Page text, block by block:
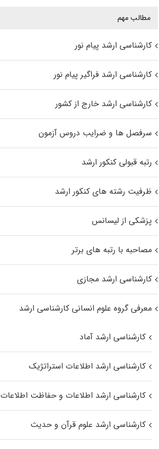
مطالب مهم
کارشناسی ارشد پیام نور
کارشناسی ارشد فراگیر پیام نور
کارشناسی ارشد خارج از کشور
سرفصل ها و ضرایب دروس آزمون
رتبه قبولی کنکور ارشد
ظرفیت رشته های کنکور ارشد
پزشکی از لیسانس
مصاحبه با رتبه های برتر
کارشناسی ارشد مجازی
معرفی گروه علوم انسانی کارشناسی ارشد
کارشناسی ارشد آماد
کارشناسی ارشد اطلاعات استراتژیک
کارشناسی ارشد اطلاعات و حفاظت اطلاعات
کارشناسی ارشد علوم قرآن و حدیث